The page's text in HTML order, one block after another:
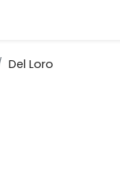
Del Loro